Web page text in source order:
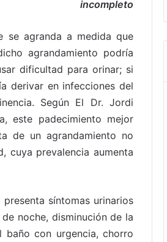
incompleto
se agranda a medida que
agrandamiento podría
dificultad para orinar; si
derivar en infecciones del
Según El Dr. Jordi
este padecimiento mejor
de un agrandamiento no
cuya prevalencia aumenta
síntomas urinarios
noche, disminución de la
con urgencia, chorro